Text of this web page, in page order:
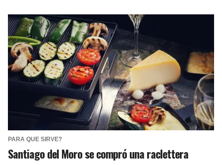
PARA QUE SIRVE?
Santiago del Moro se compró una raclettera